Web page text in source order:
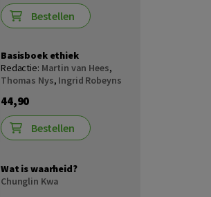
Bestellen
Basisboek ethiek
Redactie: Martin van Hees,
Thomas Nys, Ingrid Robeyns
44,90
Bestellen
Wat is waarheid?
Chunglin Kwa